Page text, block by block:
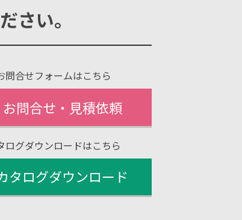
さい。
問合せフォームはこちら
お問合せ・見積依頼
ログダウンロードはこちら
タログダウンロード